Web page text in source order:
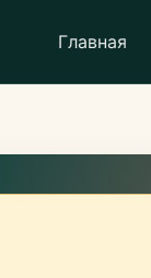
Главная